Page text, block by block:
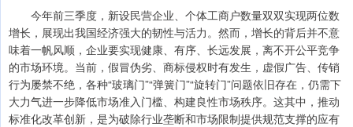
今年前三季度，新设民营企业、个体工商户数量双双实现两位数
增长，展现出我国经济强大的韧性与活力。然而，增长的背后并不意
味着一帆风顺，企业要实现健康、有序、长远发展，离不开公平竞争
的市场环境。当前，假冒伪劣、商标侵权时有发生，虚假广告、传销
行为屡禁不绝，各种“玻璃门”“弹簧门”“旋转门”问题依旧存在，仍需下
大力气进一步降低市场准入门槛、构建良性市场秩序。这其中，推动
标准化改革创新，是为破除行业垄断和市场限制提供规范支撑的应有